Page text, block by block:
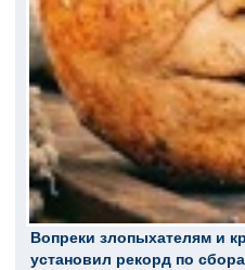
Вопреки злопыхателям и
установил рекорд по